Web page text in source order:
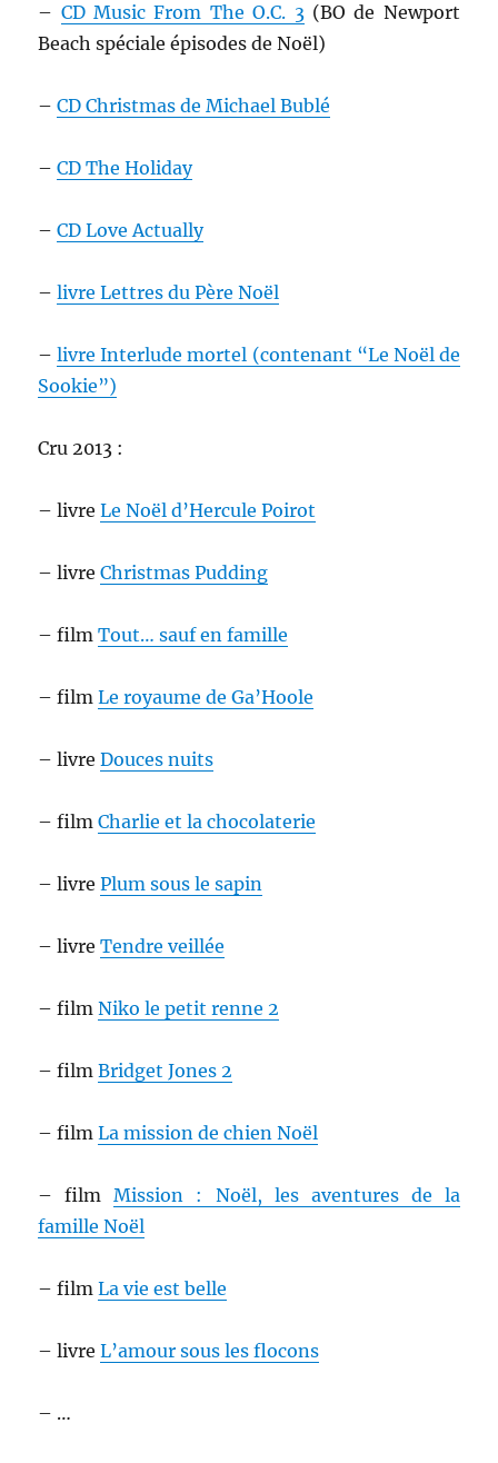
– CD Music From The O.C. 3(BO de Newport
Beach spéciale épisodes de Noël)
–CD Christmas de Michael Bublé
–CD The Holiday
–CD Love Actually
–livre Lettres du Père Noël
–livre Interlude mortel (contenant “Le Noël de
Sookie”)
Cru 2013 :
– livreLe Noël d’Hercule Poirot
– livreChristmas Pudding
– filmTout… sauf en famille
– filmLe royaume de Ga’Hoole
– livreDouces nuits
– filmCharlie et la chocolaterie
– livrePlum sous le sapin
– livreTendre veillée
– filmNiko le petit renne 2
– filmBridget Jones 2
– filmLa mission de chien Noël
– filmMission : Noël, les aventures de la
famille Noël
– filmLa vie est belle
– livreL’amour sous les flocons
– …